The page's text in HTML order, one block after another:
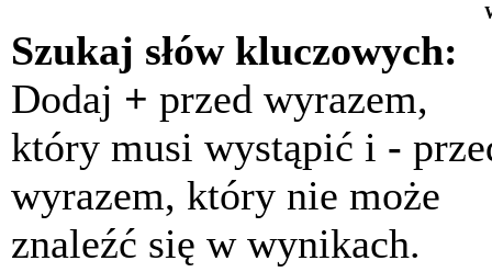
Szukaj słów kluczowych:
Dodaj + przed wyrazem,
który musi wystąpić i -
wyrazem, który nie może
znaleźć się w wynikach.